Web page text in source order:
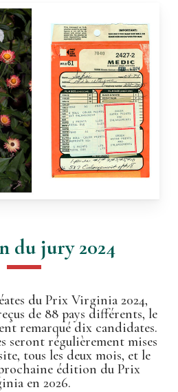
du jury 2024
du Prix Virginia 2024,
de 88 pays différents, le
remarqué dix candidates.
seront régulièrement mises
tous les deux mois, et le
édition du Prix
en 2026.